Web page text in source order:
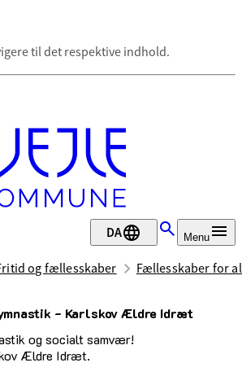
til det respektive indhold.
DA Menu
og fællesskaber Fællesskaber for
- Karlskov Ældre Idræt
og socialt samvær!
Ældre Idræt.